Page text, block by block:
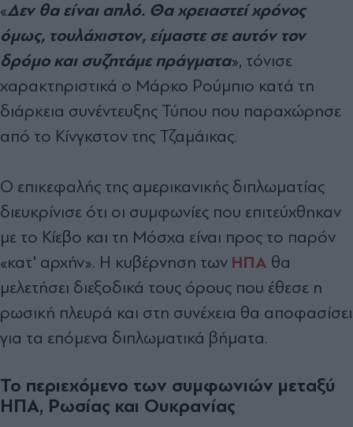
«Δεν θα είναι απλό. Θα χρειαστεί χρόνος
όμως, τουλάχιστον, είμαστε σε αυτόν τον
δρόμο και συζητάμε πράγματα», τόνισε
χαρακτηριστικά ο Μάρκο Ρούμπιο κατά τη
διάρκεια συνέντευξης Τύπου που παραχώρησε
από το Κίνγκστον της Τζαμάικας.
Ο επικεφαλής της αμερικανικής διπλωματίας
διευκρίνισε ότι οι συμφωνίες που επιτεύχθηκαν
με το Κίεβο και τη Μόσχα είναι προς το παρόν
«κατ' αρχήν». Η κυβέρνηση των ΗΠΑ θα
μελετήσει διεξοδικά τους όρους που έθεσε η
ρωσική πλευρά και στη συνέχεια θα αποφασίσει
για τα επόμενα διπλωματικά βήματα.
Το περιεχόμενο των συμφωνιών μεταξύ
ΗΠΑ, Ρωσίας και Ουκρανίας